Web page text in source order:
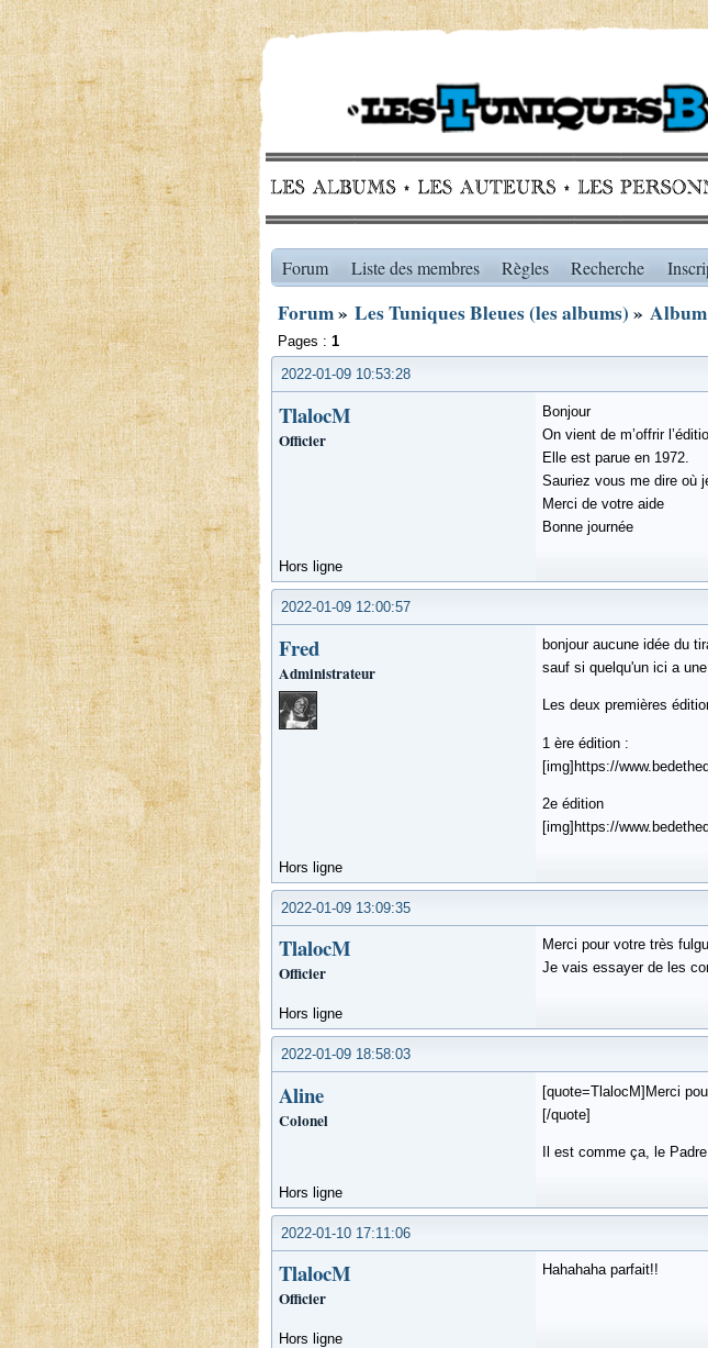
Forum Liste des membres Règles Recherche
Forum» Les Tuniques Bleues (les albums) »
Pages : 1
2022-01-09 10:53:28
TlalocM
Officier
Bonjour
On vient de m’offrir
Elle est parue en 1972.
Sauriez vous me dire où
Merci de votre aide
Bonne journée
Hors ligne
2022-01-09 12:00:57
Fred
Administrateur
bonjour aucune idée du
sauf si quelqu'un ici a
Les deux premières
1 ère édition :
[img]https://
2e édition
[img]https://
Hors ligne
2022-01-09 13:09:35
TlalocM
Officier
Merci pour votre très
Je vais essayer de les
Hors ligne
2022-01-09 18:58:03
Aline
Colonel
[quote=TlalocM]Merci
[/quote]
Il est comme ça, le
Hors ligne
2022-01-10 17:11:06
TlalocM
Officier
Hahahaha parfait!!
Hors ligne